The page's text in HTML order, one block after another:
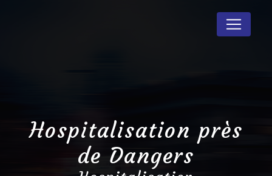
Hospitalisation près
de Dangers